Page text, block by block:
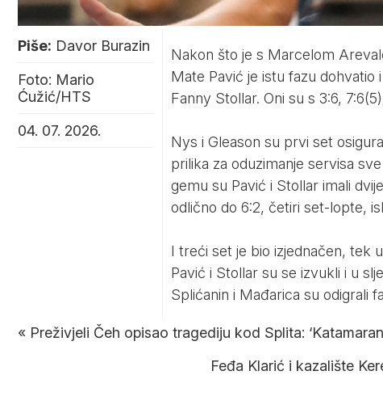
Piše: Davor Burazin
Foto: Mario
Ćužić/HTS
04. 07. 2026.
Nakon što je s Marcelom
Mate Pavić je istu fazu
Fanny Stollar. Oni su s 3:6,
Nys i Gleason su prvi set
prilika za oduzimanje servisa
gemu su Pavić i Stollar imali
odlično do 6:2, četiri set-lopte,
I treći set je bio izjednačen, tek
Pavić i Stollar su se izvukli i u
Splićanin i Mađarica su odigrali
« Preživjeli Čeh opisao tragediju kod Splita:
Feđa Klarić i kazalište